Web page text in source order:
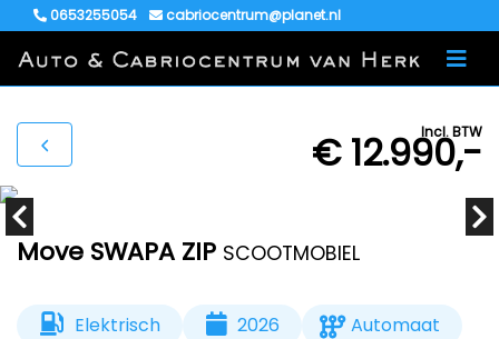
0653255054 cabriocentrum@planet.nl
Incl. BTW
€ 12.990,-
Move SWAPA ZIP SCOOTMOBIEL
Elektrisch 2026
Automaat